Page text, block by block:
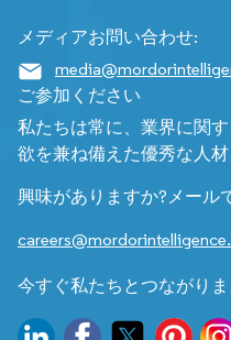
メディアお問い合わせ:
ご参加ください
私たちは常に、業界に関
欲を兼ね備えた優秀な人材
興味がありますか?メール
今すぐ私たちとつながりま